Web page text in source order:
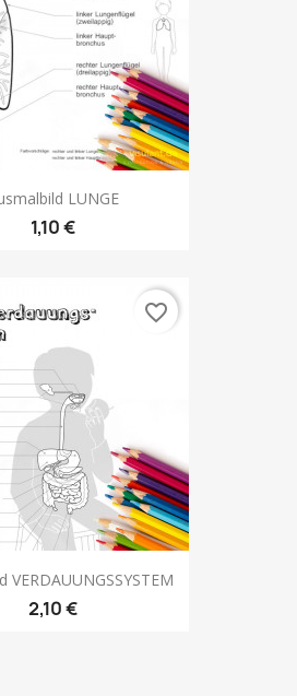
LUNGE
1,10 €
VERDAUUNGSSYSTEM
2,10 €
favorite_border